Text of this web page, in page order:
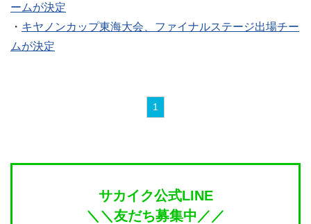
ームが決定
・ キヤノンカップ東海大会、ファイナルステージ出場チー
ムが決定
1
サカイク公式LINE
＼＼友だち募集中／／